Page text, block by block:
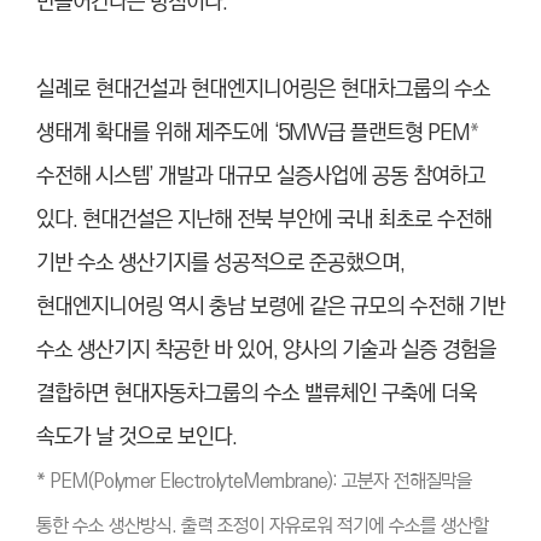
실례로 현대건설과 현대엔지니어링은 현대차그룹의 수소
생태계 확대를 위해 제주도에 ‘5MW급 플랜트형 PEM*
수전해 시스템’ 개발과 대규모 실증사업에 공동 참여하고
있다. 현대건설은 지난해 전북 부안에 국내 최초로 수전해
기반 수소 생산기지를 성공적으로 준공했으며,
현대엔지니어링 역시 충남 보령에 같은 규모의 수전해 기반
수소 생산기지 착공한 바 있어, 양사의 기술과 실증 경험을
결합하면 현대자동차그룹의 수소 밸류체인 구축에 더욱
속도가 날 것으로 보인다.
* PEM(Polymer ElectrolyteMembrane): 고분자 전해질막을
통한 수소 생산방식. 출력 조정이 자유로워 적기에 수소를 생산할